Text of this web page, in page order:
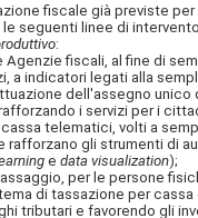
fiscale già previste
seguenti linee di
:
fiscali, al fine di
a indicatori legati alla
dell'assegno
i servizi per i
telematici, volti a
gli strumenti di
edata visualization);
per le persone
di tassazione per
tributari e favorendo gli